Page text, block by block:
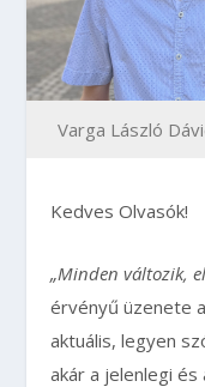
Varga László
Kedves Olvasók!
„Minden változik,
érvényű üzenete a
aktuális, legyen
akár a jelenlegi